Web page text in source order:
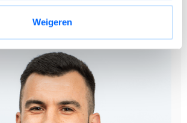
Weigeren
met glijdende werkuren